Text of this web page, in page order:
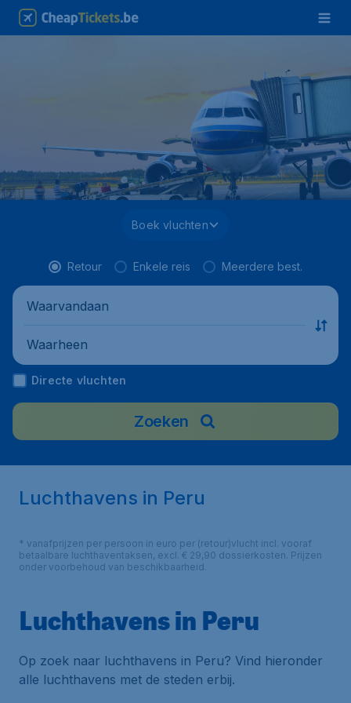
Boek vluchten
Retour Enkele reis Meerdere best.
Waarvandaan
Waarheen
Directe vluchten
Zoeken
Luchthavens in Peru
* vanafprijzen per persoon in euro per (retour)vlucht incl. vooraf
betaalbare luchthaventaksen, excl. € 29,90 dossierkosten. Prijzen
onder voorbehoud van beschikbaarheid.
Luchthavens in Peru
Op zoek naar luchthavens in Peru? Vind hieronder
alle luchthavens met de steden erbij.